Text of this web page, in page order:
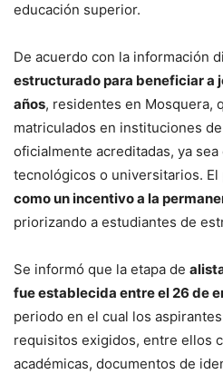
educación superior.
De acuerdo con la información
estructurado para beneficiar a
años, residentes en Mosquera,
matriculados en instituciones
oficialmente acreditadas, ya
tecnológicos o universitarios. El
como un incentivo a la
priorizando a estudiantes de
Se informó que la etapa de
fue establecida entre el 26 de
periodo en el cual los
requisitos exigidos, entre ellos
académicas, documentos de